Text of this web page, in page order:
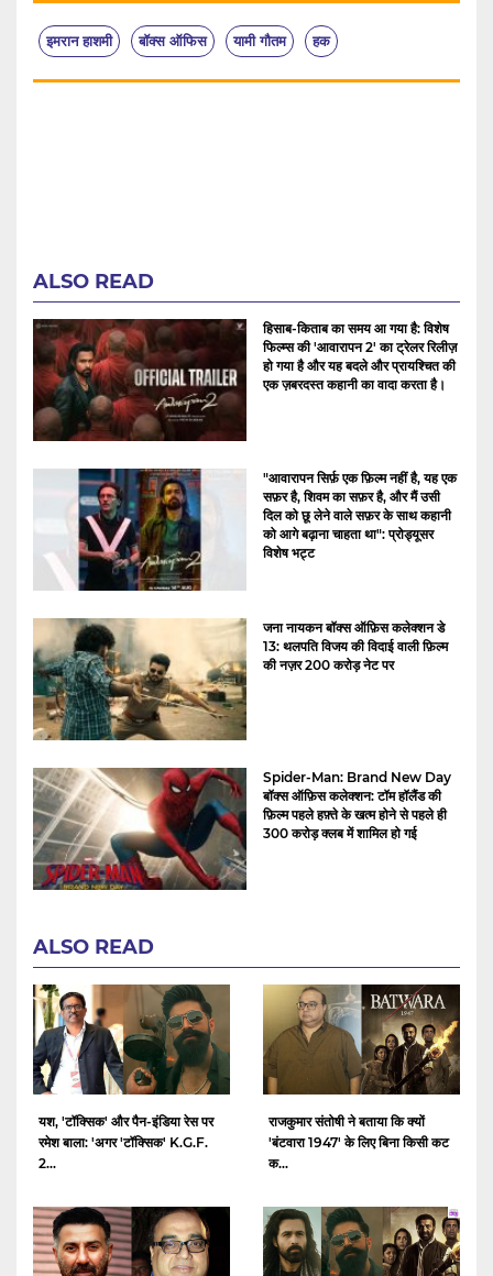
इमरान हाशमी बॉक्स ऑफिस यामी गौतम हक
ALSO READ
हिसाब-किताब का समय आ गया है: विशेष
फिल्म्स की 'आवारापन 2' का ट्रेलर रिलीज़
हो गया है और यह बदले और प्रायश्चित की
एक ज़बरदस्त कहानी का वादा करता है।
"आवारापन सिर्फ़ एक फ़िल्म नहीं है, यह एक
सफ़र है, शिवम का सफ़र है, और मैं उसी
दिल को छू लेने वाले सफ़र के साथ कहानी
को आगे बढ़ाना चाहता था": प्रोड्यूसर
विशेष भट्ट
जना नायकन बॉक्स ऑफ़िस कलेक्शन डे
13: थलपति विजय की विदाई वाली फ़िल्म
की नज़र 200 करोड़ नेट पर
Spider-Man: Brand New Day
बॉक्स ऑफ़िस कलेक्शन: टॉम हॉलैंड की
फ़िल्म पहले हफ़्ते के खत्म होने से पहले ही
300 करोड़ क्लब में शामिल हो गई
ALSO READ
यश, 'टॉक्सिक' और पैन-इंडिया रेस पर
रमेश बाला: 'अगर 'टॉक्सिक' K.G.F.
2...
राजकुमार संतोषी ने बताया कि क्यों
'बंटवारा 1947' के लिए बिना किसी कट
क...